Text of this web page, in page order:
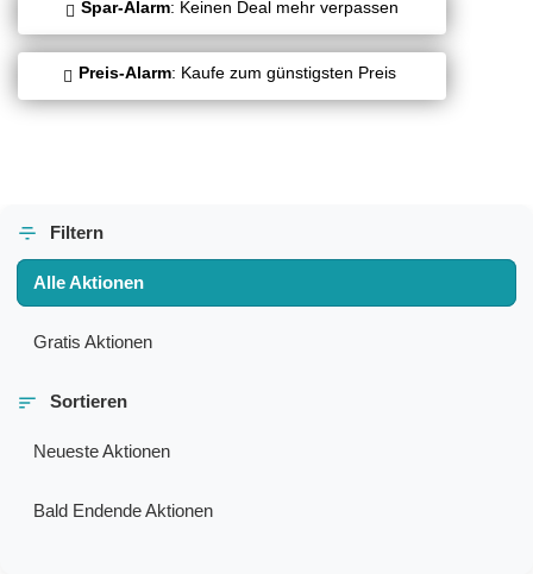
Spar-Alarm: Keinen Deal mehr verpassen
Preis-Alarm: Kaufe zum günstigsten Preis
Filtern
Alle Aktionen
Gratis Aktionen
Sortieren
Neueste Aktionen
Bald Endende Aktionen